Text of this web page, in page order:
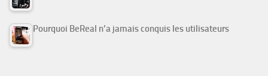
Pourquoi BeReal n’a jamais conquis les utilisateurs